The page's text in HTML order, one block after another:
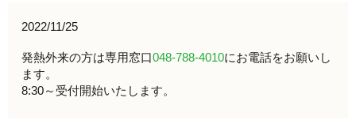
2022/11/25
発熱外来の方は専用窓口048-788-4010にお電話をお願いし
ます。
8:30～受付開始いたします。